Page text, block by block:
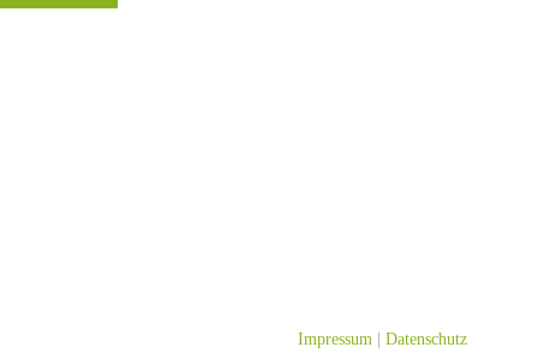
Impressum| Datenschutz